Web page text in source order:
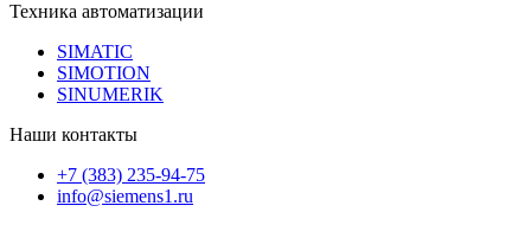
Техника автоматизации
SIMATIC
SIMOTION
SINUMERIK
Наши контакты
+7 (383) 235-94-75
info@siemens1.ru